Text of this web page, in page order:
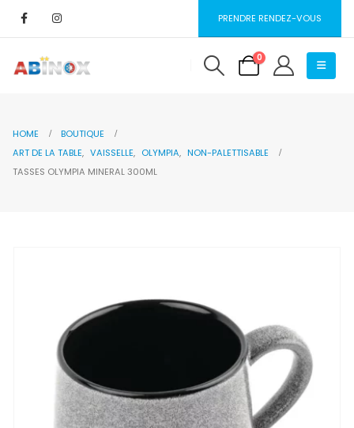
PRENDRE RENDEZ-VOUS
0
HOME
BOUTIQUE
ART DE LA TABLE, VAISSELLE, OLYMPIA, NON-PALETTISABLE
TASSES OLYMPIA MINERAL 300ML